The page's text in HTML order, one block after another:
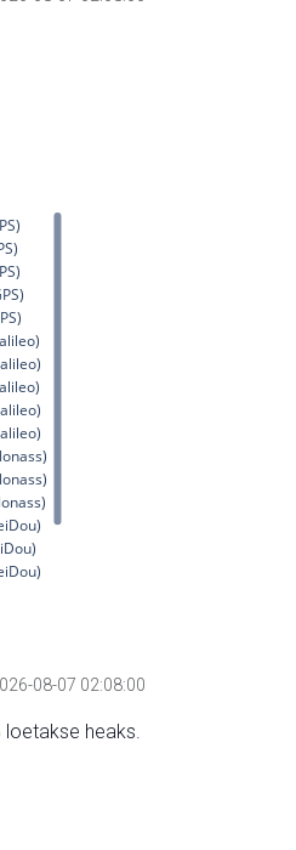
08-07 02:08:00
heaks.